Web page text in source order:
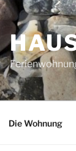
Die Wohnung